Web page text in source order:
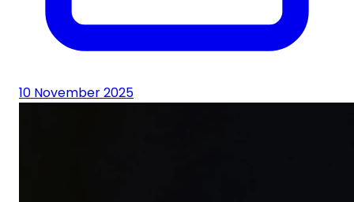
10 November 2025